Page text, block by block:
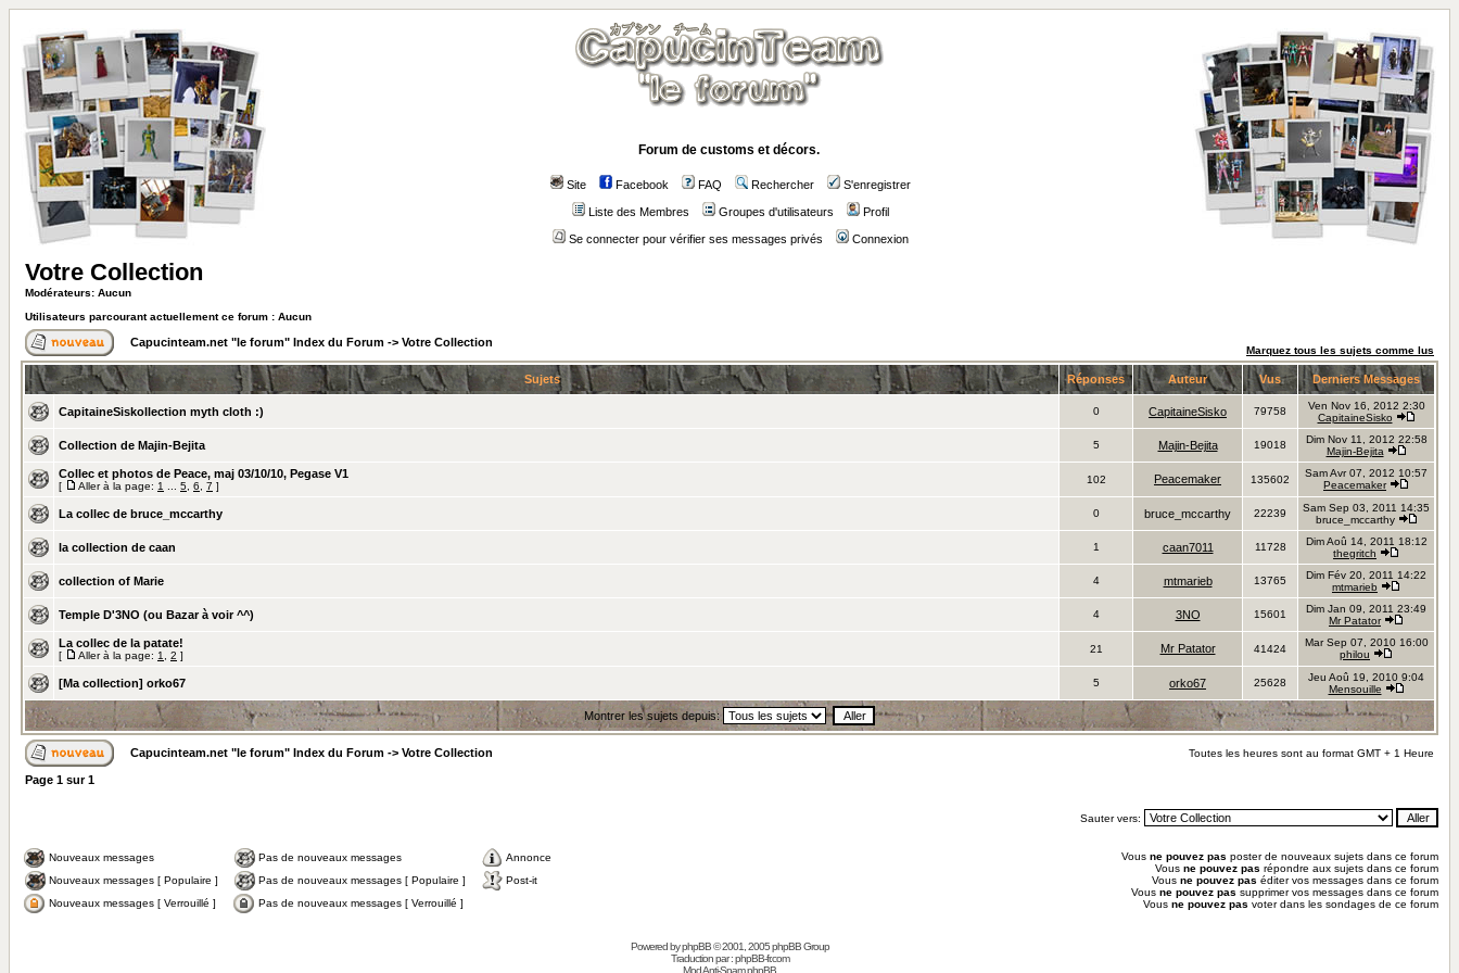
Forum de customs et décors.
Site Facebook FAQ Rechercher S'enregistrer
Liste des Membres Groupes d'utilisateurs Profil
Se connecter pour vérifier ses messages privés Connexion
Votre Collection
Modérateurs: Aucun
Utilisateurs parcourant actuellement ce forum : Aucun
Capucinteam.net "le forum" Index du Forum -> Votre Collection
Marquez tous les sujets comme lus
Sujets Réponses Auteur Vus Derniers Messages
CapitaineSiskollection myth cloth :) 0 CapitaineSisko 79758
Ven Nov 16, 2012 2:30
CapitaineSisko
Collection de Majin-Bejita 5 Majin-Bejita 19018
Dim Nov 11, 2012 22:58
Majin-Bejita
Collec et photos de Peace, maj 03/10/10, Pegase V1
[ Aller à la page: 1 5 6 7 ]
102 Peacemaker 135602
Sam Avr 07, 2012 10:57
Peacemaker
La collec de bruce_mccarthy 0 bruce_mccarthy 22239
Sam Sep 03, 2011 14:35
bruce_mccarthy
la collection de caan 1 caan7011 11728
Dim Aoû 14, 2011 18:12
thegritch
collection of Marie 4 mtmarieb 13765
Dim Fév 20, 2011 14:22
mtmarieb
Temple D'3NO (ou Bazar à voir ^^) 4 3NO 15601
Dim Jan 09, 2011 23:49
Mr Patator
La collec de la patate!
[ Aller à la page: 1 2 ]
21 Mr Patator 41424
Mar Sep 07, 2010 16:00
philou
[Ma collection] orko67 5 orko67 25628
Jeu Aoû 19, 2010 9:04
Mensouille
Montrer les sujets depuis:
Capucinteam.net "le forum" Index du Forum -> Votre Collection Toutes les heures sont au format GMT + 1 Heure
Page 1 sur1
Sauter vers:
Nouveaux messages Pas de nouveaux messages
Annonce
Nouveaux messages [ Populaire ]
Pas de nouveaux messages [ Populaire ]
Post-it
Nouveaux messages [ Verrouillé ]
Pas de nouveaux messages [ Verrouillé ]
Vous ne pouvez pas poster de nouveaux sujets dans ce forum
Vous ne pouvez pas répondre aux sujets dans ce forum
Vous ne pouvez pas éditer vos messages dans ce forum
Vous ne pouvez pas supprimer vos messages dans ce forum
Vous ne pouvez pas voter dans les sondages de ce forum
Powered byphpBB© 2001, 2005 phpBB Group
Traduction par :phpBB-fr.com
Mod Anti-Spam phpBB